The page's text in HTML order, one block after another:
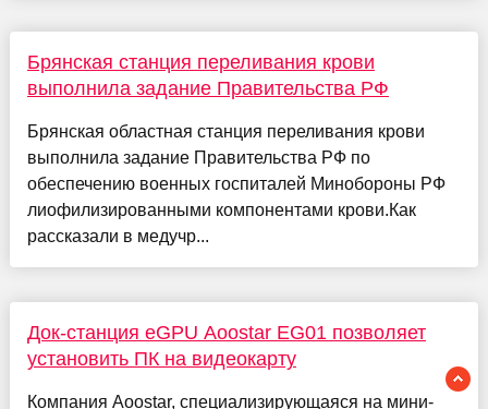
Брянская станция переливания крови
выполнила задание Правительства РФ
Брянская областная станция переливания крови
выполнила задание Правительства РФ по
обеспечению военных госпиталей Минобороны РФ
лиофилизированными компонентами крови.Как
рассказали в медучр...
Док-станция eGPU Aoostar EG01 позволяет
установить ПК на видеокарту
Компания Aoostar, специализирующаяся на мини-